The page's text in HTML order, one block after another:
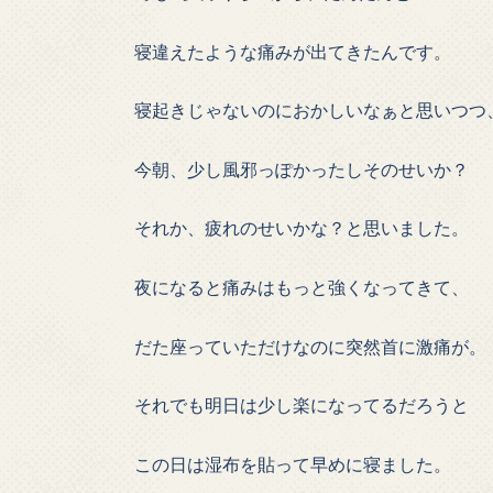
寝違えたような痛みが出てきたんです。
寝起きじゃないのにおかしいなぁと思いつつ
今朝、少し風邪っぽかったしそのせいか？
それか、疲れのせいかな？と思いました。
夜になると痛みはもっと強くなってきて、
だた座っていただけなのに突然首に激痛が。
それでも明日は少し楽になってるだろうと
この日は湿布を貼って早めに寝ました。